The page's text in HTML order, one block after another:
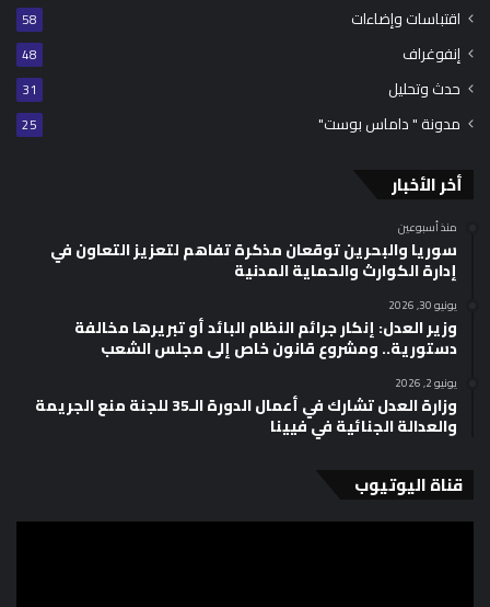
اقتباسات وإضاءات 58
إنفوغراف 48
حدث وتحليل 31
مدونة " داماس بوست" 25
أخر الأخبار
منذ أسبوعين
سوريا والبحرين توقعان مذكرة تفاهم لتعزيز التعاون في
إدارة الكوارث والحماية المدنية
يونيو 30, 2026
وزير العدل: إنكار جرائم النظام البائد أو تبريرها مخالفة
دستورية.. ومشروع قانون خاص إلى مجلس الشعب
يونيو 2, 2026
وزارة العدل تشارك في أعمال الدورة الـ35 للجنة منع الجريمة
والعدالة الجنائية في فيينا
قناة اليوتيوب